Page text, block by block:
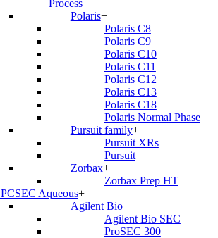
Process
Polaris+
Polaris C8
Polaris C9
Polaris C10
Polaris C11
Polaris C12
Polaris C13
Polaris C18
Polaris Normal Phase
Pursuit family+
Pursuit XRs
Pursuit
Zorbax+
Zorbax Prep HT
Aqueous+
Agilent Bio+
Agilent Bio SEC
ProSEC 300